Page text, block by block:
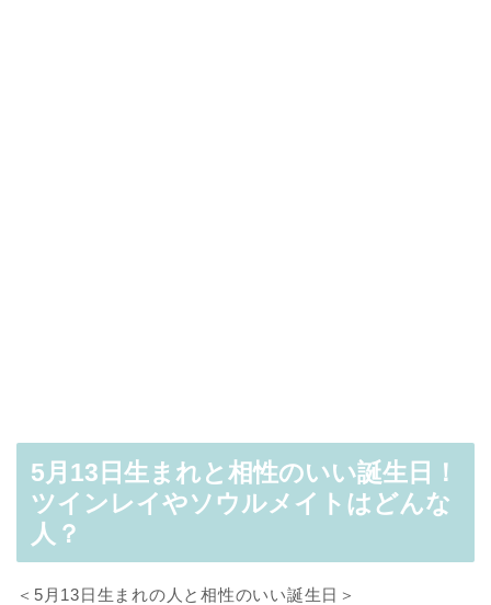
5月13日生まれと相性のいい誕生日！
ツインレイやソウルメイトはどんな
人？
＜5月13日生まれの人と相性のいい誕生日＞